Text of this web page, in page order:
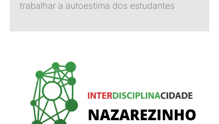
trabalhar a autoestima dos estudantes